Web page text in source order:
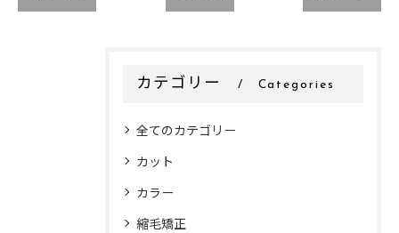
カテゴリー Categories
全てのカテゴリー
カット
カラー
縮毛矯正